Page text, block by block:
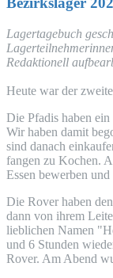
Lager­ta­ge­buch
Redak­tio­nell
Heu­te war der
Die Pfadis haben
Wir haben damit
sind danach
fan­gen zu Kochen.
Essen bewer­ben
Die Rover haben
dann von ihrem
lieb­li­chen Namen
und 6 Stun­den
Rover. Am Abend